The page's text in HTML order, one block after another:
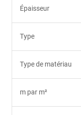
Épaisseur
Type
Type de matériau
m par m²